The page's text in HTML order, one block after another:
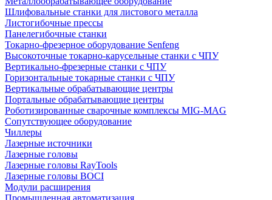
Шлифовальные станки для листового металла
Листогибочные прессы
Панелегибочные станки
Токарно-фрезерное оборудование Senfeng
Высокоточные токарно-карусельные станки с ЧПУ
Вертикально-фрезерные станки с ЧПУ
Горизонтальные токарные станки с ЧПУ
Вертикальные обрабатывающие центры
Портальные обрабатывающие центры
Роботизированные сварочные комплексы MIG-MAG
Сопутствующее оборудование
Чиллеры
Лазерные источники
Лазерные головы
Лазерные головы RayTools
Лазерные головы BOCI
Модули расширения
Промышленная автоматизация